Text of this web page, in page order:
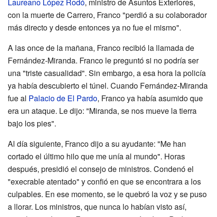
con la muerte de Carrero, Franco "perdió a su colaborador
más directo y desde entonces ya no fue el mismo".
A las once de la mañana, Franco recibió la llamada de
Fernández-Miranda. Franco le preguntó si no podría ser
una "triste casualidad". Sin embargo, a esa hora la policía
ya había descubierto el túnel. Cuando Fernández-Miranda
fue al Palacio de El Pardo, Franco ya había asumido que
era un ataque. Le dijo: "Miranda, se nos mueve la tierra
bajo los pies".
Al día siguiente, Franco dijo a su ayudante: "Me han
cortado el último hilo que me unía al mundo". Horas
después, presidió el consejo de ministros. Condenó el
"execrable atentado" y confió en que se encontrara a los
culpables. En ese momento, se le quebró la voz y se puso
a llorar. Los ministros, que nunca lo habían visto así,